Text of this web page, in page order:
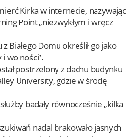
Kirka w internecie, nazywając
Point „niezwykłym i wręcz
Białego Domu określił go jako
wolności”.
postrzelony z dachu budynku
University, gdzie w środę
badały równocześnie „kilka
nadal brakowało jasnych